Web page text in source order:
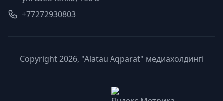
+77272930803
Copyright 2026, "Alatau Aqparat" медиахолдингі